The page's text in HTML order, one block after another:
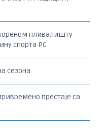
пливалишту
спорта РС
сезона
престаје са